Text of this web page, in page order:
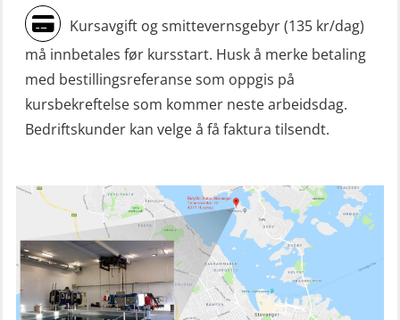
Mann-Over-Bord (hurtiggående) liten
båt m/mørkekjøring – repetisjon
(OSE151)
Mann-Over-Bord (hurtiggående) liten
båt u/mørkekjøring – grunnleggende
Mann-Over-Bord liten båt (MOB)
u/mørkekjøring – repetisjon (OSE152)
Mørkekjøring-modul for Mann-Over-
Bord (hurtiggående) liten båt
(OSE1001)
Kursavgift og smittevernsgebyr (135 kr/dag)
må innbetales før kursstart. Husk å merke betaling
med bestillingsreferanse som oppgis på
kursbekreftelse som kommer neste arbeidsdag.
Bedriftskunder kan velge å få faktura tilsendt.